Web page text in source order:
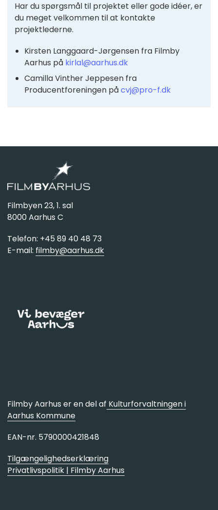
Har du spørgsmål til projektet eller gode idéer, er
du meget velkommen til at kontakte
projektlederne.
Kirsten Langgaard-Jørgensen fra Filmby
Aarhus på kirlal@aarhus.dk
Camilla Vinther Jeppesen fra
Producentforeningen påcvj@pro-f.dk
Filmbyen 23, 1. sal
8000 Aarhus C
Telefon: +45 89 40 48 73
E-mail: filmby@aarhus.dk
Filmby Aarhus er en del af Kulturforvaltningen i
Aarhus Kommune
EAN-nr. 5790000421848
Tilgængelighedserklæring
Privatlivspolitik | Filmby Aarhus